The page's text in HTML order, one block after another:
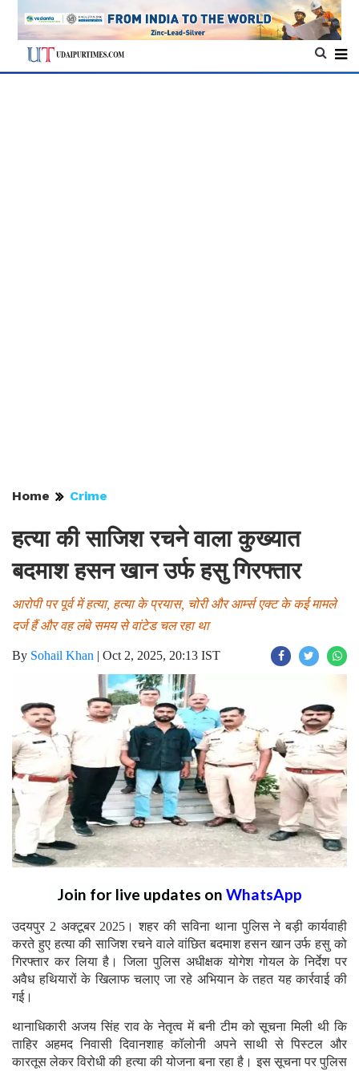
Home Crime
हत्या की साजिश रचने वाला कुख्यात
बदमाश हसन खान उर्फ हसु गिरफ्तार
आरोपी पर पूर्व में हत्या, हत्या के प्रयास, चोरी और आर्म्स एक्ट के कई मामले
दर्ज हैं और वह लंबे समय से वांटेड चल रहा था
By Sohail Khan | Oct 2, 2025, 20:13 IST
Join for live updates on WhatsApp
उदयपुर 2 अक्टूबर 2025। शहर की सविना थाना पुलिस ने बड़ी कार्यवाही
करते हुए हत्या की साजिश रचने वाले वांछित बदमाश हसन खान उर्फ हसु को
गिरफ्तार कर लिया है। जिला पुलिस अधीक्षक योगेश गोयल के निर्देश पर
अवैध हथियारों के खिलाफ चलाए जा रहे अभियान के तहत यह कार्रवाई की
गई।
थानाधिकारी अजय सिंह राव के नेतृत्व में बनी टीम को सूचना मिली थी कि
ताहिर अहमद निवासी दिवानशाह कॉलोनी अपने साथी से पिस्टल और
कारतूस लेकर विरोधी की हत्या की योजना बना रहा है। इस सूचना पर पुलिस